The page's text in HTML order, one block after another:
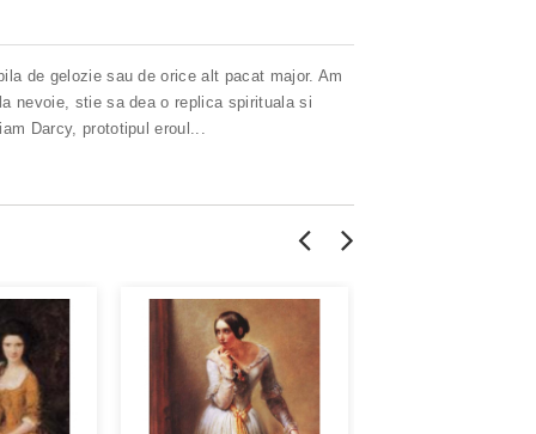
de gelozie sau de orice alt pacat major. Am
nevoie, stie sa dea o replica spirituala si
Darcy, prototipul eroul...